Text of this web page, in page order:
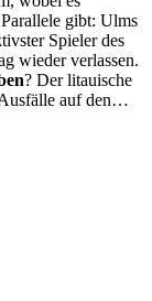
gibt: Ulms
Spieler des
wieder verlassen.
? Der litauische
auf den…